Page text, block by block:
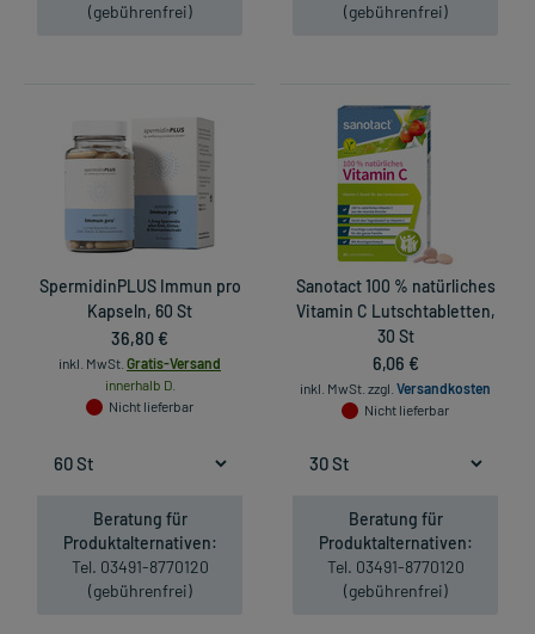
(gebührenfrei)
(gebührenfrei)
SpermidinPLUS Immun pro
Kapseln, 60 St
36,80 €
inkl. MwSt. Gratis-Versand
innerhalb D.
Nicht lieferbar
Beratung für
Produktalternativen:
Tel. 03491-8770120
(gebührenfrei)
Sanotact 100 % natürliches
Vitamin C Lutschtabletten,
30 St
6,06 €
inkl. MwSt. zzgl. Versandkosten
Nicht lieferbar
Beratung für
Produktalternativen:
Tel. 03491-8770120
(gebührenfrei)